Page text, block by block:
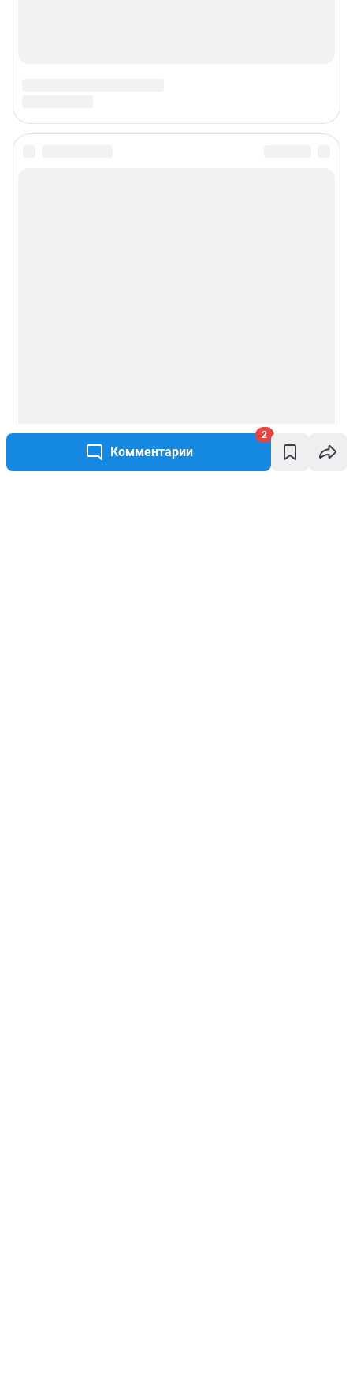
Комментарии
2